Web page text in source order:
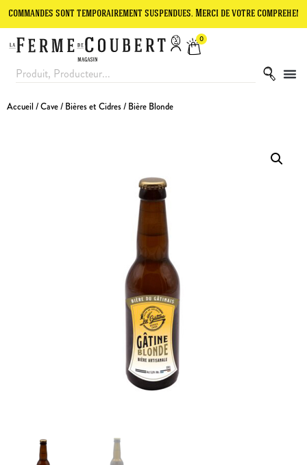
sont temporairement suspendues. Merci de votre compréhension.
0
Accueil /Cave/ Bières et Cidres/ Bière Blonde